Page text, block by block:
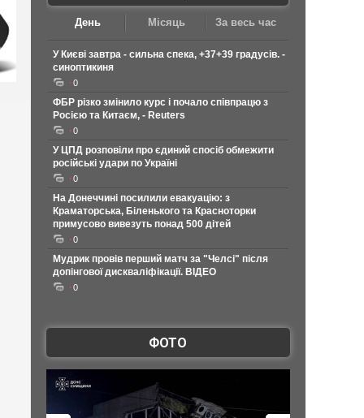
День Місяць За весь час
У Києві завтра - сильна спека, +37+39 градусів. -
синоптикиня
0
ФБР різко змінило курс і почало співпрацю з
Росією та Китаєм, - Reuters
0
У ЦПД розповіли про єдиний спосіб обмежити
російські удари по Україні
0
На Донеччині посилили евакуацію: з
Краматорська, Біленького та Красноторки
примусово вивезуть понад 500 дітей
0
Мудрик провів перший матч за "Челсі" після
допінгової дискваліфікації. ВІДЕО
0
ФОТО